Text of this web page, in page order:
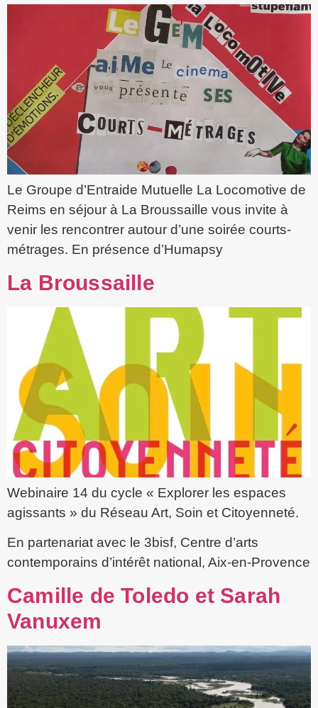
Le Groupe d’Entraide Mutuelle La Locomotive de
Reims en séjour à La Broussaille vous invite à
venir les rencontrer autour d’une soirée courts-
métrages. En présence d’Humapsy
La Broussaille
Webinaire 14 du cycle « Explorer les espaces
agissants » du Réseau Art, Soin et Citoyenneté.
En partenariat avec le 3bisf, Centre d’arts
contemporains d’intérêt national, Aix-en-Provence
Camille de Toledo et Sarah
Vanuxem